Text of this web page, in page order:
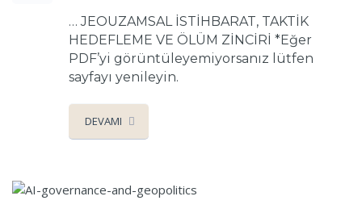
… JEOUZAMSAL İSTİHBARAT, TAKTİK
HEDEFLEME VE ÖLÜM ZİNCİRİ *Eğer
PDF’yi görüntüleyemiyorsanız lütfen
sayfayı yenileyin.
DEVAMI